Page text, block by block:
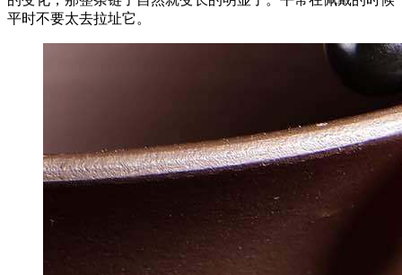
平时不要太去拉址它。